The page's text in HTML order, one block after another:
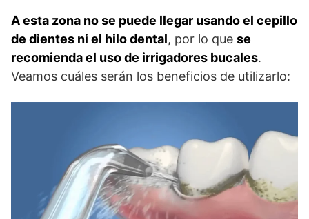
A esta zona no se puede llegar usando el cepillo
de dientes ni el hilo dental, por lo que se
recomienda el uso de irrigadores bucales.
Veamos cuáles serán los beneficios de utilizarlo: